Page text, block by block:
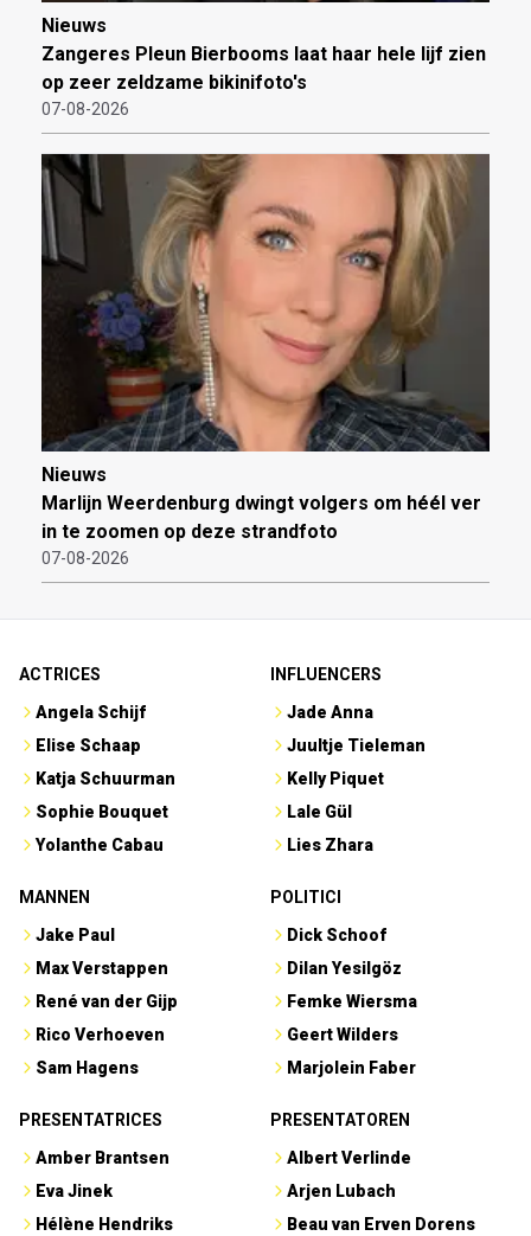
Nieuws
Zangeres Pleun Bierbooms laat haar hele lijf zien
op zeer zeldzame bikinifoto's
07-08-2026
Nieuws
Marlijn Weerdenburg dwingt volgers om héél ver
in te zoomen op deze strandfoto
07-08-2026
ACTRICES
Angela Schijf
Elise Schaap
Katja Schuurman
Sophie Bouquet
Yolanthe Cabau
INFLUENCERS
Jade Anna
Juultje Tieleman
Kelly Piquet
Lale Gül
Lies Zhara
MANNEN
Jake Paul
Max Verstappen
René van der Gijp
Rico Verhoeven
Sam Hagens
POLITICI
Dick Schoof
Dilan Yesilgöz
Femke Wiersma
Geert Wilders
Marjolein Faber
PRESENTATRICES
Amber Brantsen
Eva Jinek
Hélène Hendriks
PRESENTATOREN
Albert Verlinde
Arjen Lubach
Beau van Erven Dorens